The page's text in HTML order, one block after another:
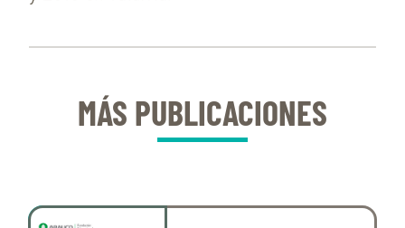
MÁS PUBLICACIONES